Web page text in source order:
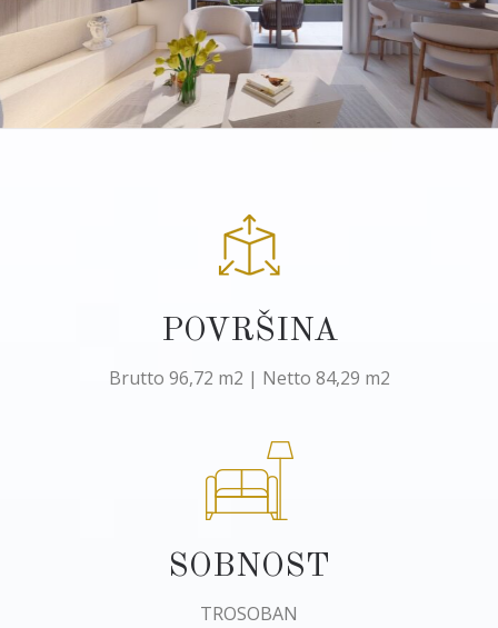
POVRŠINA
Brutto 96,72 m2 | Netto 84,29 m2
SOBNOST
TROSOBAN